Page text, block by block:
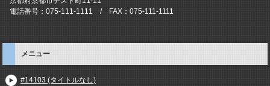
電話番号：075-111-1111 / FAX：075-111-1111
メニュー
#14103 (タイトルなし)